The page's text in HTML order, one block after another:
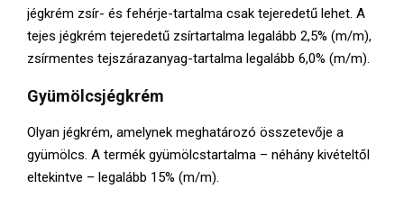
jégkrém zsír- és fehérje-tartalma csak tejeredetű lehet. A
tejes jégkrém tejeredetű zsírtartalma legalább 2,5% (m/m),
zsírmentes tejszárazanyag-tartalma legalább 6,0% (m/m).
Gyümölcsjégkrém
Olyan jégkrém, amelynek meghatározó összetevője a
gyümölcs. A termék gyümölcstartalma – néhány kivételtől
eltekintve – legalább 15% (m/m).